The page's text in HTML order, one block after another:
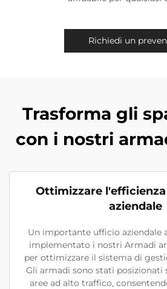
Richiedi un
Trasforma gli
con i nostri
Ottimizzare
aziendale
Un importante ufficio aziendale
implementato i nostri Armadi
per ottimizzare il sistema di
Gli armadi sono stati posizionati
aree ad alto traffico,